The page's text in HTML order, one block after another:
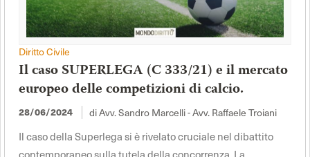
Diritto Civile
Il caso SUPERLEGA (C 333/21) e il mercato
europeo delle competizioni di calcio.
28/06/2024 di Avv. Sandro Marcelli - Avv. Raffaele Troiani
Il caso della Superlega si è rivelato cruciale nel dibattito
contemporaneo sulla tutela della concorrenza. La